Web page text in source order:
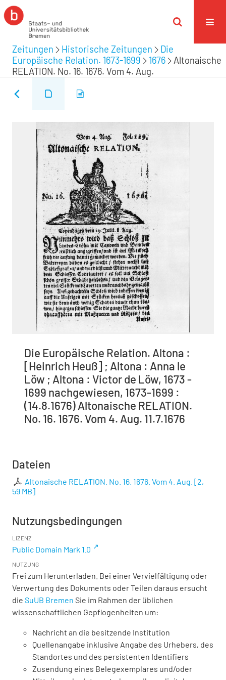
Zeitungen Historische Zeitungen
Die
Europäische Relation. 1673-1699
1676
Altonaische
RELATION. No. 16. 1676. Vom 4. Aug.
Die Europäische Relation. Altona :
[Heinrich Heuß] ; Altona : Anna le
Löw ; Altona : Victor de Löw, 1673 -
1699 nachgewiesen, 1673-1699 :
(14.8.1676) Altonaische RELATION.
No. 16. 1676. Vom 4. Aug. 11.7.1676
Dateien
Altonaische RELATION. No. 16. 1676. Vom 4. Aug. [2,
59 MB]
Nutzungsbedingungen
LIZENZ
Public Domain Mark 1.0
NUTZUNG
Frei zum Herunterladen. Bei einer Vervielfältigung oder
Verwertung des Dokuments oder Teilen daraus ersucht
die SuUB Bremen Sie im Rahmen der üblichen
wissenschaftlichen Gepflogenheiten um:
Nachricht an die besitzende Institution
Quellenangabe inklusive Angabe des Urhebers, des
Standortes und des persistenten Identifiers
Zusendung eines Belegexemplares und/oder